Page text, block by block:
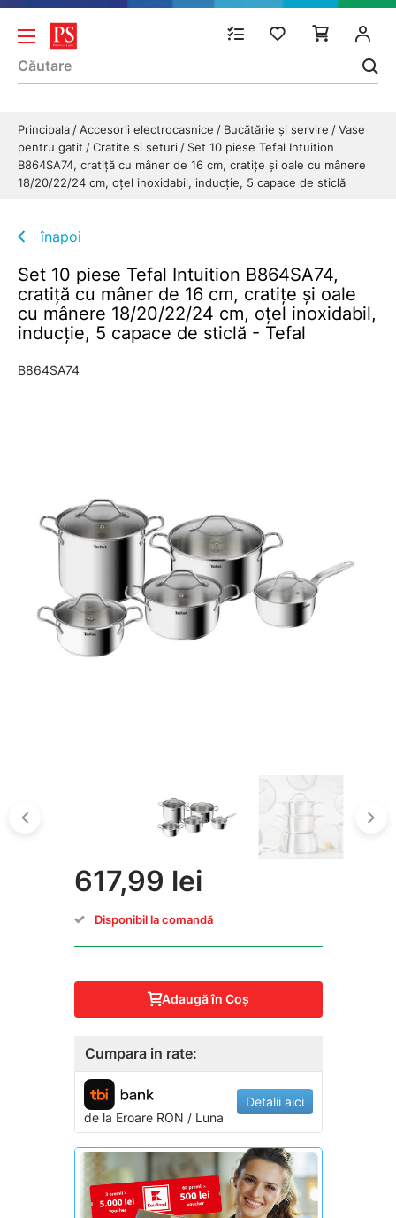
Principala Accesorii electrocasnice Bucătărie și servire
Vase
pentru gatit
Cratite si seturi
Set 10 piese Tefal Intuition
B864SA74, cratiță cu mâner de 16 cm, cratițe și oale cu mânere
18/20/22/24 cm, oțel inoxidabil, inducție, 5 capace de sticlă
înapoi
Set 10 piese Tefal Intuition B864SA74,
cratiță cu mâner de 16 cm, cratițe și oale
cu mânere 18/20/22/24 cm, oțel inoxidabil,
inducție, 5 capace de sticlă - Tefal
B864SA74
617,99 lei
Disponibil la comandă
Adaugă în Coş
Cumpara in rate:
de la EroareRON / Luna
Detalii aici